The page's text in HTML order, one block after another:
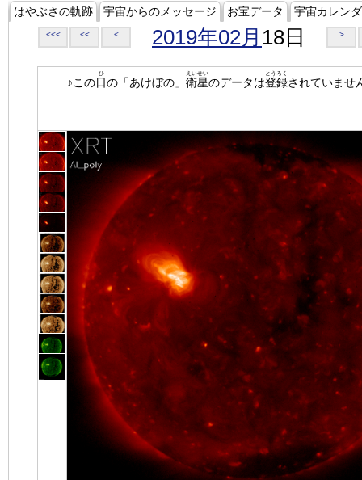
はやぶさの軌跡 宇宙からのメッセージ お宝データ 宇宙カレン
<<< << < 2019年02月 18日 >
♪この日
ひ
の「あけぼの」 衛星
えいせい
のデータは登録
とうろく
されていませ